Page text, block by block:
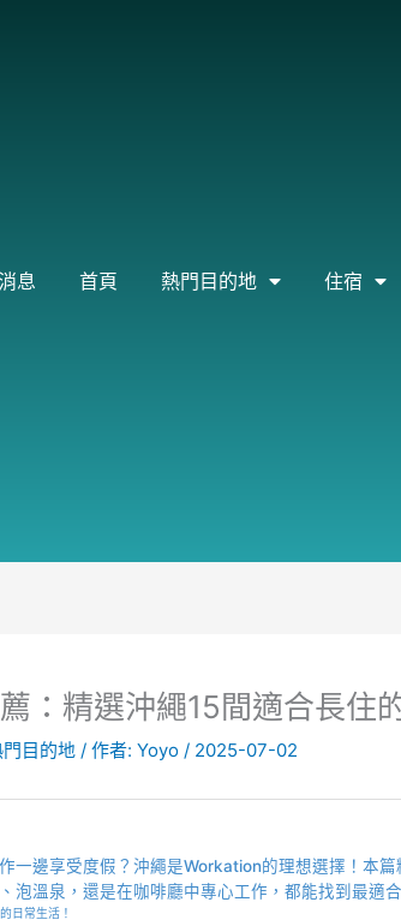
息 首頁 熱門目的地 住宿
：精選沖繩15間適合長
目的地 / 作者: Yoyo / 2025-07-02
一邊享受度假？沖繩是Workation的理想選擇！本
泡溫泉，還是在咖啡廳中專心工作，都能找到最適
日常生活！